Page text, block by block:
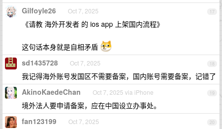
17
Gilfoyle26 Oct 7, 2025
《请教 海外开发者 的 ios app 上架国内流程》
这句话本身就是自相矛盾
18
sd1435728 Oct 7, 2025
我记得海外账号发国区不需要备案，国内账号需要备案，记错了
19
AkinoKaedeChan Oct 7, 2025 via iPhone
境外法人要申请备案，应在中国设立办事处。
20
fan123199 Oct 7, 2025